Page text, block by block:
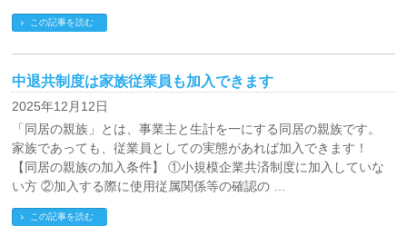
この記事を読む
中退共制度は家族従業員も加入できます
2025年12月12日
「同居の親族」とは、事業主と生計を一にする同居の親族です。
家族であっても、従業員としての実態があれば加入できます！
【同居の親族の加入条件】 ①小規模企業共済制度に加入していな
い方 ②加入する際に使用従属関係等の確認の …
この記事を読む